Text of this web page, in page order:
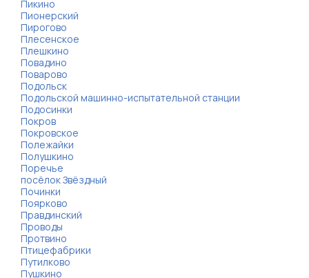
Пикино
Пионерский
Пирогово
Плесенское
Плешкино
Повадино
Поварово
Подольск
Подольской машинно-испытательной станции
Подосинки
Покров
Покровское
Полежайки
Полушкино
Поречье
посёлок Звёздный
Починки
Поярково
Правдинский
Проводы
Протвино
Птицефабрики
Путилково
Пушкино